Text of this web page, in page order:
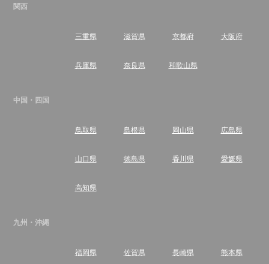
関西
三重県 滋賀県 京都府 大阪府
兵庫県 奈良県 和歌山県
中国・四国
鳥取県 島根県 岡山県 広島県
山口県 徳島県 香川県 愛媛県
高知県
九州・沖縄
福岡県 佐賀県 長崎県 熊本県